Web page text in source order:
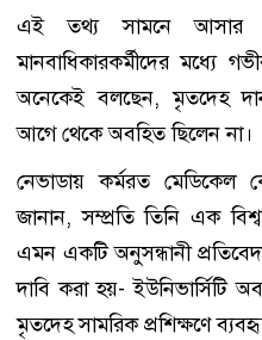
এই তথ্য সামনে আসার
মানবাধিকারকর্মীদের মধ্যে
অনেকেই বলছেন, মৃতদেহ
আগে থেকে অবহিত ছিলেন না।
নেভাডায় কর্মরত মেডিকেল
জানান, সম্প্রতি তিনি এক
এমন একটি অনুসন্ধানী
দাবি করা হয়- ইউনিভার্সিটি
মৃতদেহ সামরিক প্রশিক্ষণে